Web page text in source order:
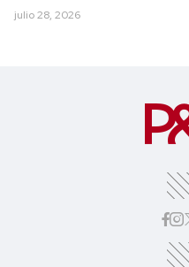
julio 28, 2026